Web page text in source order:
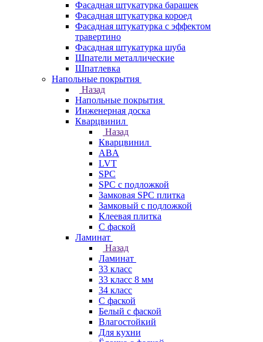
Фасадная штукатурка барашек
Фасадная штукатурка короед
Фасадная штукатурка с эффектом
травертино
Фасадная штукатурка шуба
Шпатели металлические
Шпатлевка
Напольные покрытия
Назад
Напольные покрытия
Инженерная доска
Кварцвинил
Назад
Кварцвинил
ABA
LVT
SPC
SPC с подложкой
Замковая SPC плитка
Замковый с подложкой
Клеевая плитка
С фаской
Ламинат
Назад
Ламинат
33 класс
33 класс 8 мм
34 класс
C фаской
Белый с фаской
Влагостойкий
Для кухни